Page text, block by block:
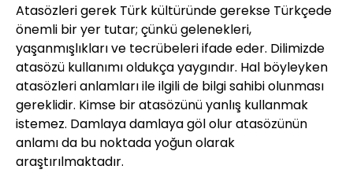
Atasözleri gerek Türk kültüründe gerekse Türkçede
önemli bir yer tutar; çünkü gelenekleri,
yaşanmışlıkları ve tecrübeleri ifade eder. Dilimizde
atasözü kullanımı oldukça yaygındır. Hal böyleyken
atasözleri anlamları ile ilgili de bilgi sahibi olunması
gereklidir. Kimse bir atasözünü yanlış kullanmak
istemez. Damlaya damlaya göl olur atasözünün
anlamı da bu noktada yoğun olarak
araştırılmaktadır.